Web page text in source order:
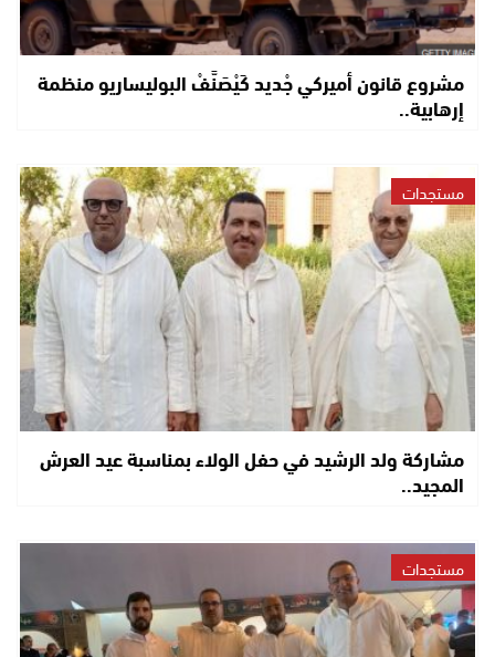
مشروع قانون أميركي جْديد كَيْصَنَّفْ البوليساريو منظمة
إرهابية..
مستجدات
مشاركة ولد الرشيد في حفل الولاء بمناسبة عيد العرش
المجيد..
مستجدات